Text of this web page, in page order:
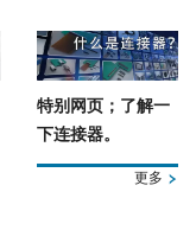
特别网页；了解一
下连接器。
更多